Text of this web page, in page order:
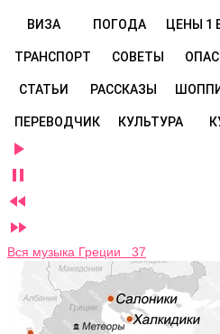
ВИЗА ПОГОДА ЦЕНЫ 1
ТРАНСПОРТ СОВЕТЫ
СТАТЬИ РАССКАЗЫ
ПЕРЕВОДЧИК КУЛЬТУРА




Вся музыка Греции 37